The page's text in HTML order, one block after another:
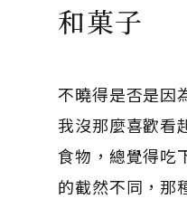
和菓子
不曉得是否是因
我沒那麼喜歡看
食物，總覺得吃
的截然不同，那